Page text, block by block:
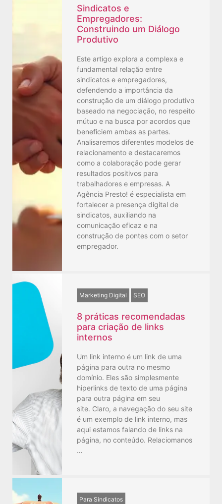
Sindicatos e
Empregadores:
Construindo um Diálogo
Produtivo
Este artigo explora a complexa e
fundamental relação entre
sindicatos e empregadores,
defendendo a importância da
construção de um diálogo produtivo
baseado na negociação, no respeito
mútuo e na busca por acordos que
beneficiem ambas as partes.
Analisaremos diferentes modelos de
relacionamento e destacaremos
como a colaboração pode gerar
resultados positivos para
trabalhadores e empresas. A
Agência Presto! é especialista em
fortalecer a presença digital de
sindicatos, auxiliando na
comunicação eficaz e na
construção de pontes com o setor
empregador.
Marketing Digital SEO
8 práticas recomendadas
para criação de links
internos
Um link interno é um link de uma
página para outra no mesmo
domínio. Eles são simplesmente
hiperlinks de texto de uma página
para outra página em seu
site. Claro, a navegação do seu site
é um exemplo de link interno, mas
aqui estamos falando de links na
página, no conteúdo. Relaciomanos
…
Para Sindicatos